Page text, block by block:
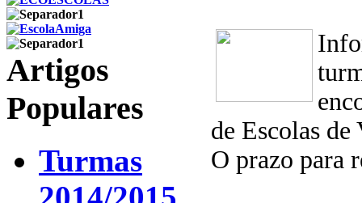
de Escolas
O prazo para
Artigos
Populares
Turmas